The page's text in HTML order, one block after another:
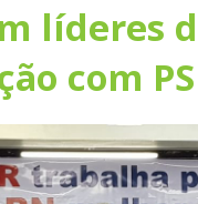
líderes
com